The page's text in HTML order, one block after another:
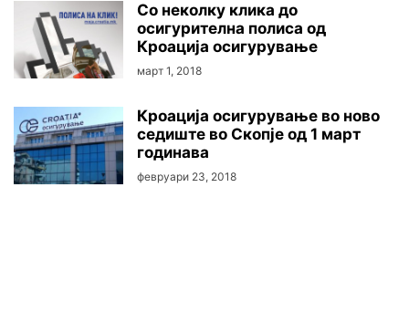
Со неколку клика до
осигурителна полиса од
Кроација осигурување
март 1, 2018
Кроација осигурување во ново
седиште во Скопје од 1 март
годинава
февруари 23, 2018